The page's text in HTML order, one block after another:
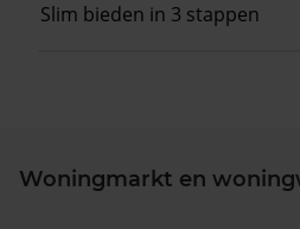
Slim bieden in 3 stappen
Woningmarkt en